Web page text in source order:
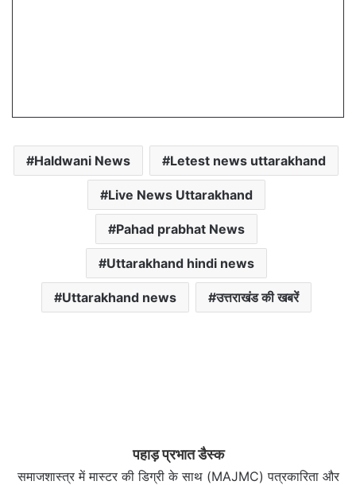
Haldwani News Letest news uttarakhand
Live News Uttarakhand
Pahad prabhat News
Uttarakhand hindi news
Uttarakhand news उत्तराखंड की खबरें
पहाड़ प्रभात डैस्क
समाजशास्त्र में मास्टर की डिग्री के साथ (MAJMC) पत्रकारिता और